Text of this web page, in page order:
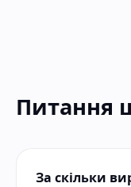
Питання
За скільки